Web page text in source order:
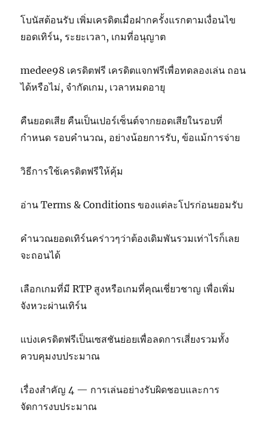
โบนัสต้อนรับ เพิ่มเครดิตเมื่อฝากครั้งแรกตามเงื่อนไข
ยอดเทิร์น, ระยะเวลา, เกมที่อนุญาต
medee98 เครดิตฟรี เครดิตแจกฟรีเพื่อทดลองเล่น ถอน
ได้หรือไม่, จำกัดเกม, เวลาหมดอายุ
คืนยอดเสีย คืนเป็นเปอร์เซ็นต์จากยอดเสียในรอบที่
กำหนด รอบคำนวณ, อย่างน้อยการรับ, ข้อแม้การจ่าย
วิธีการใช้เครดิตฟรีให้คุ้ม
อ่าน Terms & Conditions ของแต่ละโปรก่อนยอมรับ
คำนวณยอดเทิร์นคร่าวๆว่าต้องเดิมพันรวมเท่าไรก็เลย
จะถอนได้
เลือกเกมที่มี RTP สูงหรือเกมที่คุณเชี่ยวชาญ เพื่อเพิ่ม
จังหวะผ่านเทิร์น
แบ่งเครดิตฟรีเป็นเซสชันย่อยเพื่อลดการเสี่ยงรวมทั้ง
ควบคุมงบประมาณ
เรื่องสำคัญ 4 — การเล่นอย่างรับผิดชอบและการ
จัดการงบประมาณ